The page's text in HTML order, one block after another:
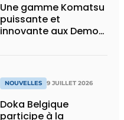
Une gamme Komatsu
puissante et
innovante aux Demo
NOUVELLES 9 JUILLET 2026
Doka Belgique
participe à la